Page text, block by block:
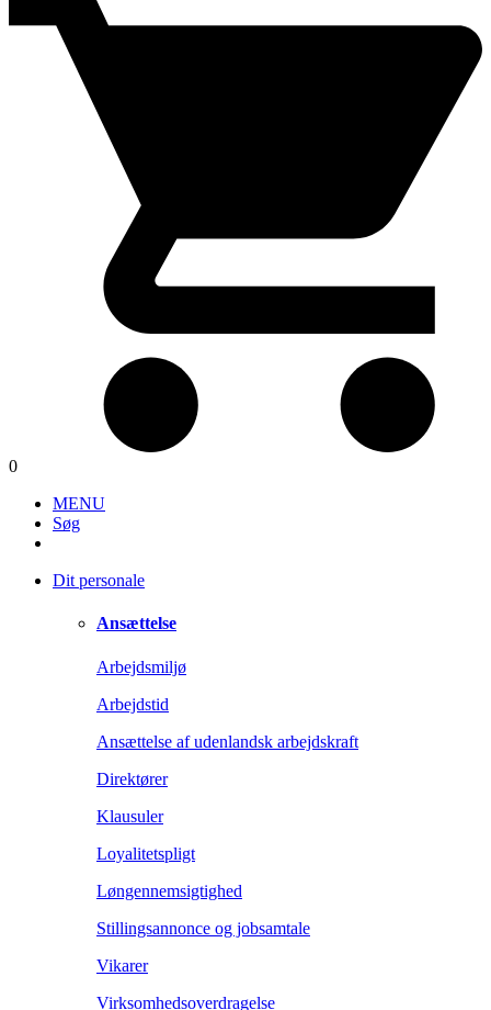
0
MENU
Søg
Dit personale
Ansættelse
Arbejdsmiljø
Arbejdstid
Ansættelse af udenlandsk arbejdskraft
Direktører
Klausuler
Loyalitetspligt
Løngennemsigtighed
Stillingsannonce og jobsamtale
Vikarer
Virksomhedsoverdragelse